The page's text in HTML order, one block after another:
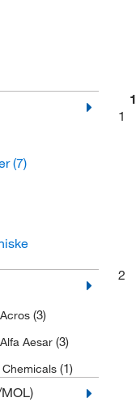
(7)
(3)
Aesar (3)
(1)
1
1
2